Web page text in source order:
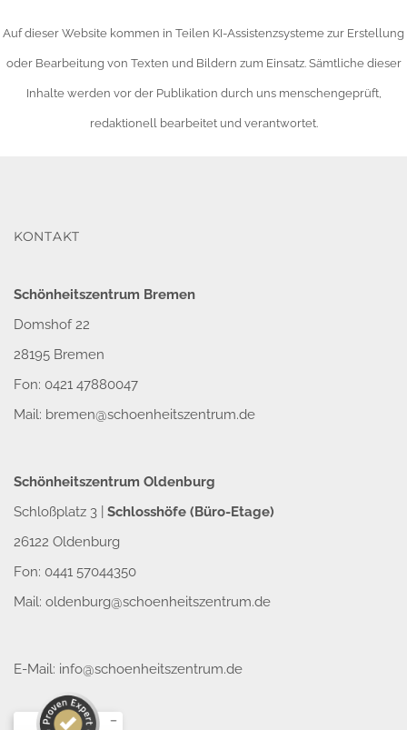
Auf dieser Website kommen in Teilen KI-Assistenzsysteme zur Erstellung
oder Bearbeitung von Texten und Bildern zum Einsatz. Sämtliche dieser
Inhalte werden vor der Publikation durch uns menschengeprüft,
redaktionell bearbeitet und verantwortet.
KONTAKT
Schönheitszentrum Bremen
Domshof 22
28195 Bremen
Fon: 0421 47880047
Mail: bremen@schoenheitszentrum.de
Schönheitszentrum Oldenburg
Schloßplatz 3 | Schlosshöfe (Büro-Etage)
26122 Oldenburg
Fon: 0441 57044350
Mail: oldenburg@schoenheitszentrum.de
E-Mail: info@schoenheitszentrum.de